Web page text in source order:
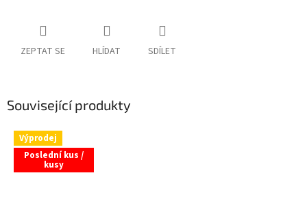
ZEPTAT SE HLÍDAT SDÍLET
Související produkty
Výprodej
Poslední kus /
kusy